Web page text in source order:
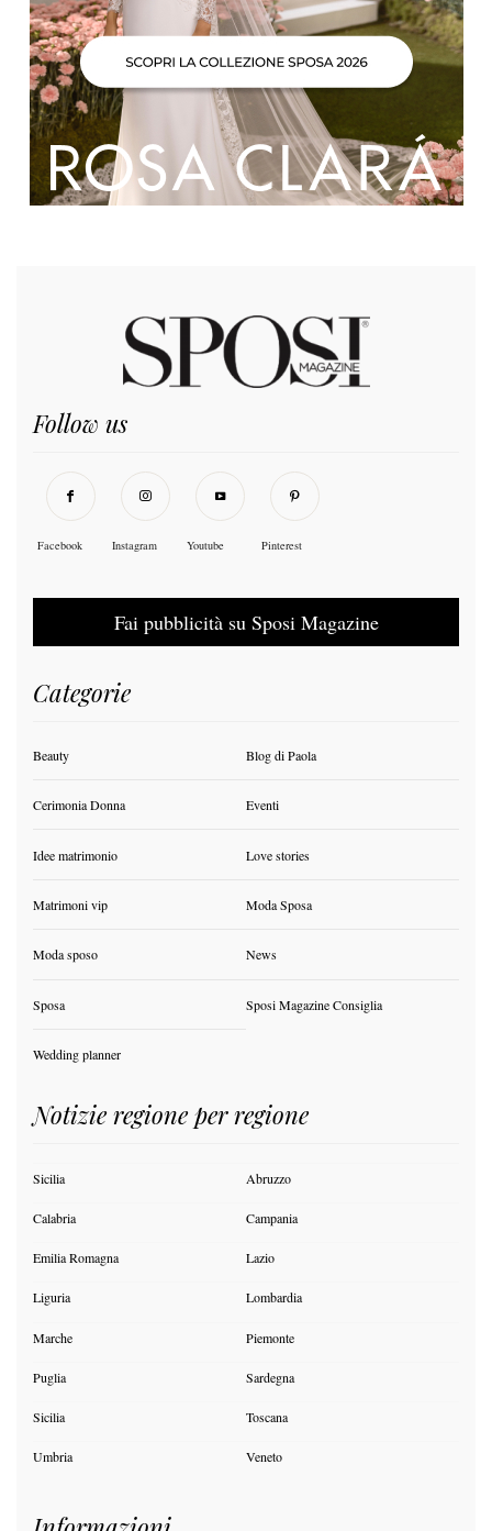
Follow us
Facebook Instagram Youtube Pinterest
Fai pubblicità su Sposi Magazine
Categorie
Beauty Blog di Paola
Cerimonia Donna Eventi
Idee matrimonio Love stories
Matrimoni vip Moda Sposa
Moda sposo News
Sposa Sposi Magazine Consiglia
Wedding planner
Notizie regione per regione
Sicilia Abruzzo
Calabria Campania
Emilia Romagna Lazio
Liguria Lombardia
Marche Piemonte
Puglia Sardegna
Sicilia Toscana
Umbria Veneto